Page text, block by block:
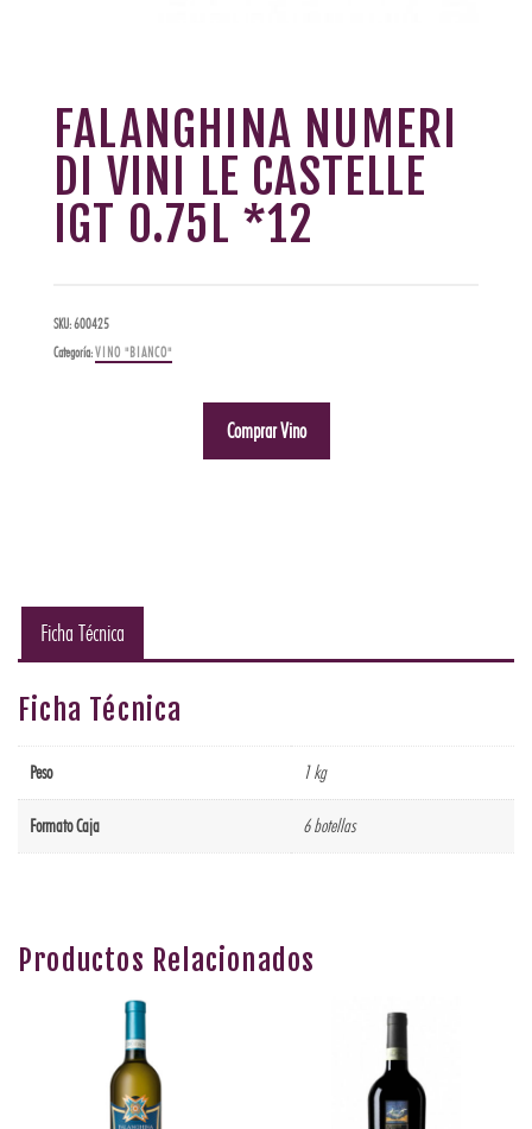
FALANGHINA NUMERI
DI VINI LE CASTELLE
IGT 0.75L *12
SKU:600425
Categoría:VINO "BIANCO"
Comprar Vino
Ficha Técnica
Ficha Técnica
Peso 1 kg
Formato Caja 6 botellas
Productos Relacionados